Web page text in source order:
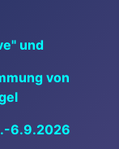
und
von
6.9.2026